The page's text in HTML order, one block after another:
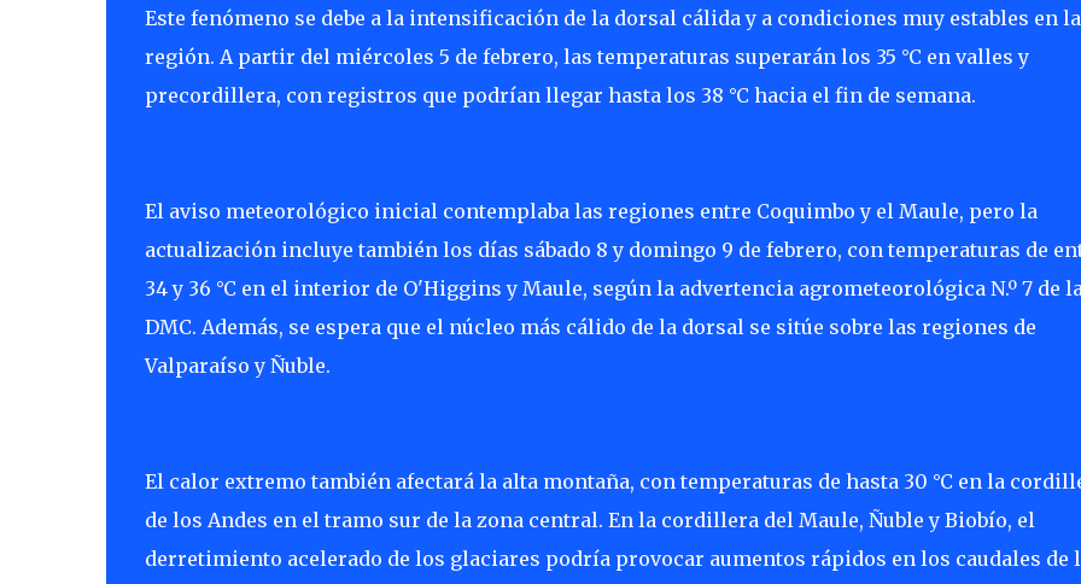
Este fenómeno se debe a la intensificación de la dorsal cálida y a condiciones muy estables en la
región. A partir del miércoles 5 de febrero, las temperaturas superarán los 35 °C en valles y
precordillera, con registros que podrían llegar hasta los 38 °C hacia el fin de semana.
El aviso meteorológico inicial contemplaba las regiones entre Coquimbo y el Maule, pero la
actualización incluye también los días sábado 8 y domingo 9 de febrero, con temperaturas de
34 y 36 °C en el interior de O'Higgins y Maule, según la advertencia agrometeorológica N.º 7 de
DMC. Además, se espera que el núcleo más cálido de la dorsal se sitúe sobre las regiones de
Valparaíso y Ñuble.
El calor extremo también afectará la alta montaña, con temperaturas de hasta 30 °C en la
de los Andes en el tramo sur de la zona central. En la cordillera del Maule, Ñuble y Biobío, el
derretimiento acelerado de los glaciares podría provocar aumentos rápidos en los caudales de